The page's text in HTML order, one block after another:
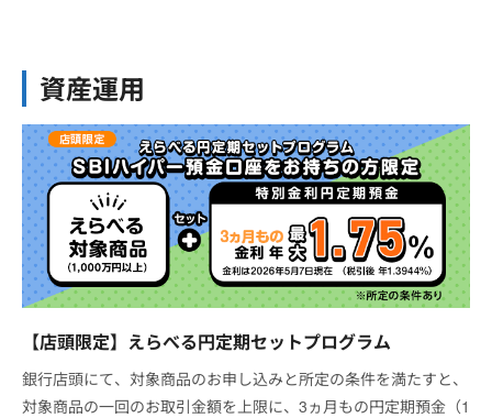
資産運用
【店頭限定】えらべる円定期セットプログラム
銀行店頭にて、対象商品のお申し込みと所定の条件を満たすと、
対象商品の一回のお取引金額を上限に、3ヵ月もの円定期預金（1